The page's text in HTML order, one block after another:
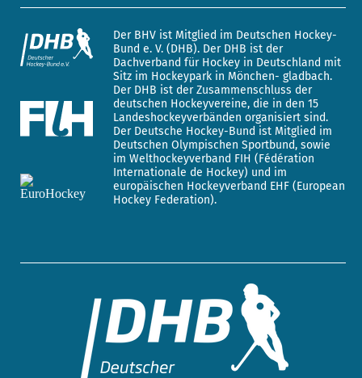
Der BHV ist Mitglied im Deutschen Hockey-
Bund e. V. (DHB). Der DHB ist der
Dachverband für Hockey in Deutschland mit
Sitz im Hockeypark in Mönchen- gladbach.
Der DHB ist der Zusammenschluss der
deutschen Hockeyvereine, die in den 15
Landeshockeyverbänden organisiert sind.
Der Deutsche Hockey-Bund ist Mitglied im
Deutschen Olympischen Sportbund, sowie
im Welthockeyverband FIH (Fédération
Internationale de Hockey) und im
europäischen Hockeyverband EHF (European
Hockey Federation).